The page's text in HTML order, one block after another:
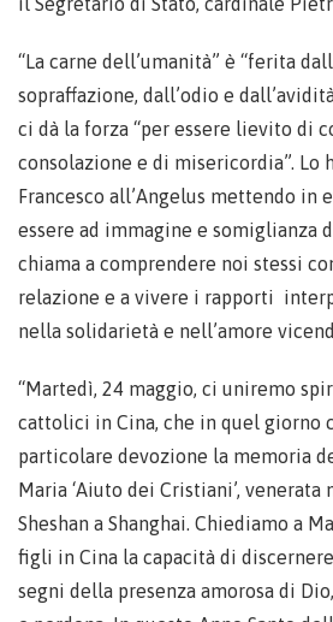
“La carne dell’umanità” è “ferita
sopraffazione, dall’odio e
ci dà la forza “per essere lievito di
consolazione e di misericordia”. Lo
Francesco all’Angelus mettendo in
essere ad immagine e somiglianza
chiama a comprendere noi stessi
relazione e a vivere i rapporti
nella solidarietà e nell’amore
“Martedì, 24 maggio, ci uniremo
cattolici in Cina, che in quel giorno
particolare devozione la memoria
Maria ‘Aiuto dei Cristiani’, venerata
Sheshan a Shanghai. Chiediamo a
figli in Cina la capacità di
segni della presenza amorosa di